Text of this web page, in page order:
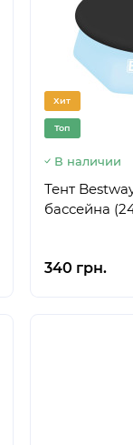
Хит
Топ
В наличии
Тент
бассейна
340 грн.